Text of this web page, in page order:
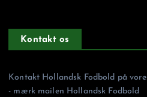
Kontakt os
Kontakt Hollandsk Fodbold på
- mærk mailen Hollandsk Fodbold